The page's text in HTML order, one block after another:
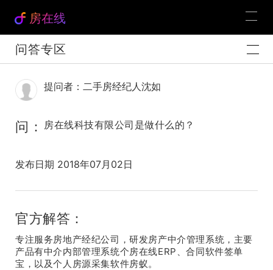
房在线
问答专区
提问者：二手房经纪人沈如
问： 房在线科技有限公司是做什么的？
发布日期 2018年07月02日
官方解答：
专注服务房地产经纪公司，研发房产中介管理系统，主要
产品有中介内部管理系统个房在线ERP、合同软件签单
宝，以及个人房源采集软件房蚁。